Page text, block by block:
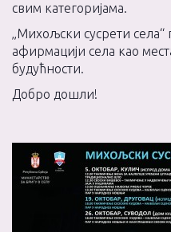
свим категоријама.
„Михољски сусрети села“
афирмацији села као
будућности.
Добро дошли!